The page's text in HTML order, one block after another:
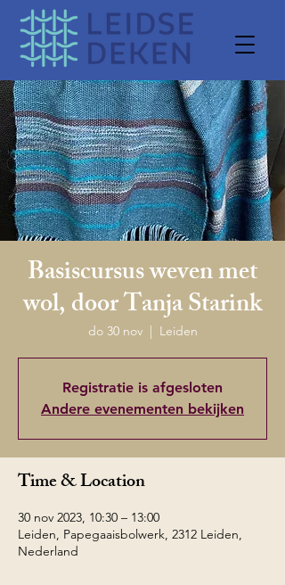
Basiscursus weven met
wol, door Tanja Starink
do 30 nov
  |
Leiden
Registratie is afgesloten
Andere evenementen bekijken
Time & Location
30 nov 2023, 10:30 – 13:00
Leiden, Papegaaisbolwerk, 2312 Leiden,
Nederland